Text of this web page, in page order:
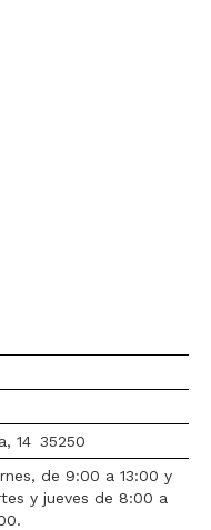
14 35250
de 9:00 a 13:00 y
y jueves de 8:00 a